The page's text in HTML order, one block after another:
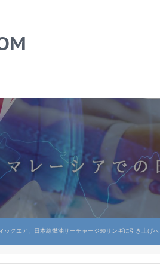
ックエア、日本線燃油サーチャージ90リンギに引き上げへ